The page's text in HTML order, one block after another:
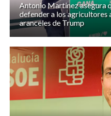
Antonio Martínez asegura
defender a los agricultores
aranceles de Trump